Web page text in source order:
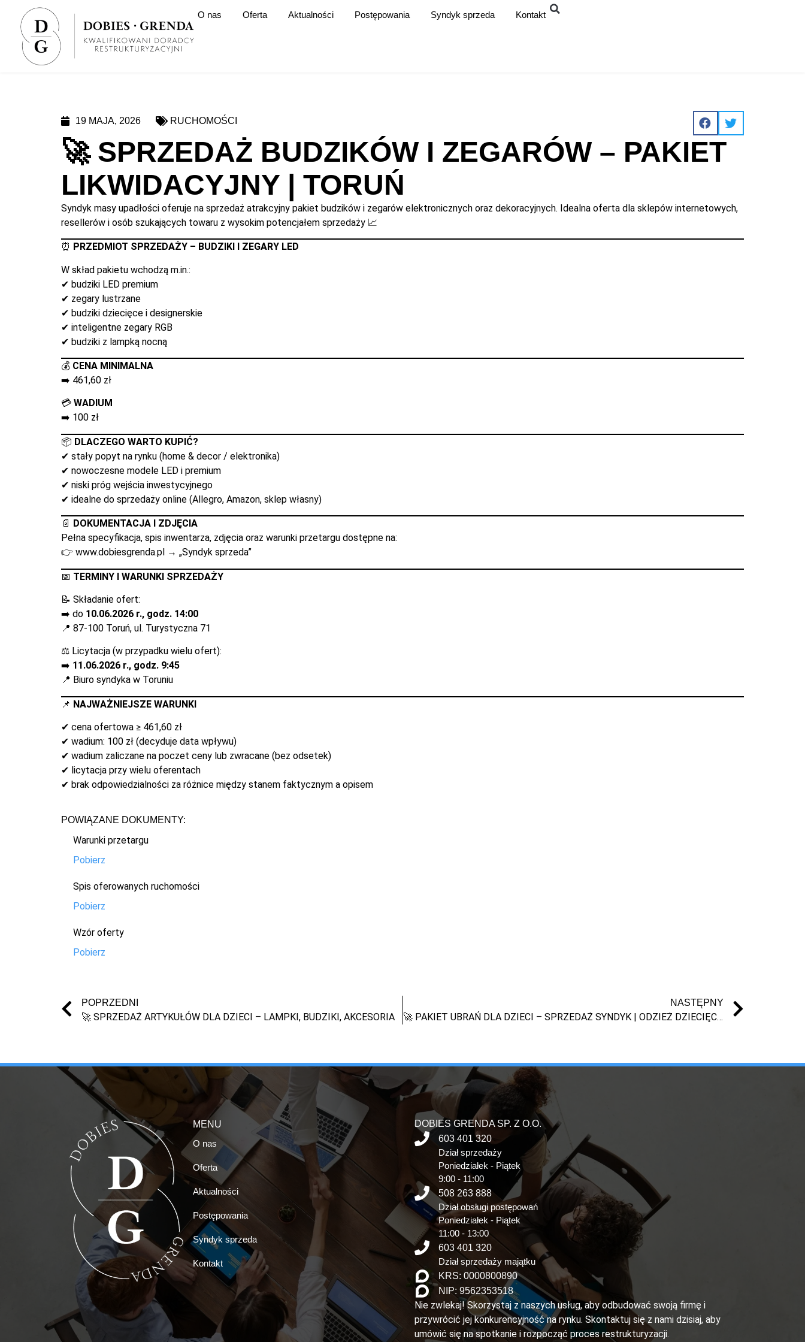
O nas Oferta Aktualności Postępowania Syndyk sprzeda Kontakt
19 MAJA, 2026 RUCHOMOŚCI
🚀 SPRZEDAŻ BUDZIKÓW I ZEGARÓW – PAKIET
LIKWIDACYJNY | TORUŃ
Syndyk masy upadłości oferuje na sprzedaż atrakcyjny pakiet budzików i zegarów elektronicznych oraz dekoracyjnych. Idealna oferta dla sklepów internetowych,
resellerów i osób szukających towaru z wysokim potencjałem sprzedaży 📈
⏰ PRZEDMIOT SPRZEDAŻY – BUDZIKI I ZEGARY LED
W skład pakietu wchodzą m.in.:
✔ budziki LED premium
✔ zegary lustrzane
✔ budziki dziecięce i designerskie
✔ inteligentne zegary RGB
✔ budziki z lampką nocną
💰 CENA MINIMALNA
➡️ 461,60 zł
💳 WADIUM
➡️ 100 zł
📦 DLACZEGO WARTO KUPIĆ?
✔ stały popyt na rynku (home & decor / elektronika)
✔ nowoczesne modele LED i premium
✔ niski próg wejścia inwestycyjnego
✔ idealne do sprzedaży online (Allegro, Amazon, sklep własny)
📄
DOKUMENTACJA I ZDJĘCIA
Pełna specyfikacja, spis inwentarza, zdjęcia oraz warunki przetargu dostępne na:
👉 www.dobiesgrenda.pl → „Syndyk sprzeda”
📅 TERMINY I WARUNKI SPRZEDAŻY
📝 Składanie ofert:
➡️ do 10.06.2026 r., godz. 14:00
📍 87-100 Toruń, ul. Turystyczna 71
⚖️ Licytacja (w przypadku wielu ofert):
➡️ 11.06.2026 r., godz. 9:45
📍 Biuro syndyka w Toruniu
📌 NAJWAŻNIEJSZE WARUNKI
✔ cena ofertowa ≥ 461,60 zł
✔ wadium: 100 zł (decyduje data wpływu)
✔ wadium zaliczane na poczet ceny lub zwracane (bez odsetek)
✔ licytacja przy wielu oferentach
✔ brak odpowiedzialności za różnice między stanem faktycznym a opisem
POWIĄZANE DOKUMENTY:
Warunki przetargu
Pobierz
Spis oferowanych ruchomości
Pobierz
Wzór oferty
Pobierz
POPRZEDNI
🚀 SPRZEDAŻ ARTYKUŁÓW DLA DZIECI – LAMPKI, BUDZIKI, AKCESORIA
NASTĘPNY
🚀 PAKIET UBRAŃ DLA DZIECI – SPRZEDAŻ SYNDYK | ODZIEŻ DZIECIĘCA HURT
MENU
O nas
Oferta
Aktualności
Postępowania
Syndyk sprzeda
Kontakt
DOBIES GRENDA SP. Z O.O.
603 401 320
Dział sprzedaży
Poniedziałek - Piątek
9:00 - 11:00
508 263 888
Dział obsługi postępowań
Poniedziałek - Piątek
11:00 - 13:00
603 401 320
Dział sprzedaży majątku
KRS: 0000800890
NIP: 9562353518
Nie zwlekaj! Skorzystaj z naszych usług, aby odbudować swoją firmę i
przywrócić jej konkurencyjność na rynku. Skontaktuj się z nami dzisiaj, aby
umówić się na spotkanie i rozpocząć proces restrukturyzacji.